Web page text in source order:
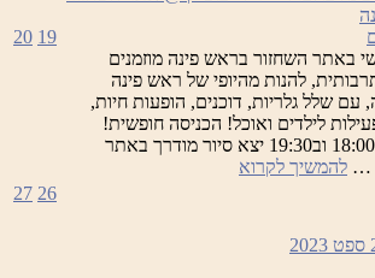
באתר השחזור בראש פינה מוזמנים
להנות מהיופי של ראש פינה
עם שלל גלריות, דוכנים, הופעות חיות,
לילדים ואוכל! הכניסה חופשית!
בשעות 18:00 וב19:30 יצא סיור מודרך באתר
… להמשיך לקרוא
19
20
26
27
ספט 2023